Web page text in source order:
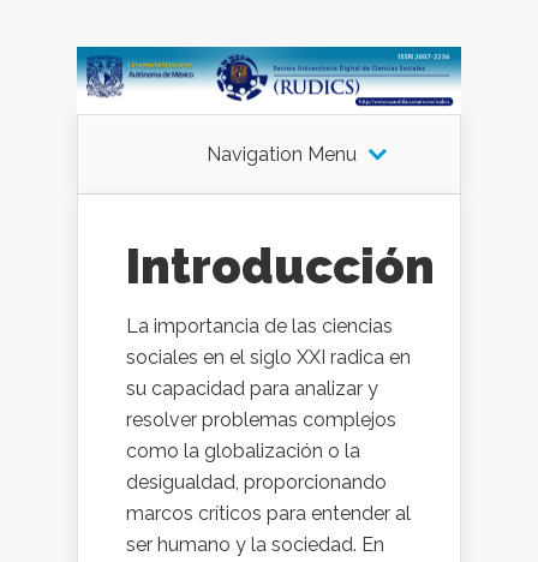
Navigation Menu
Introducción
La importancia de las ciencias
sociales en el siglo XXI radica en
su capacidad para analizar y
resolver problemas complejos
como la globalización o la
desigualdad, proporcionando
marcos críticos para entender al
ser humano y la sociedad. En